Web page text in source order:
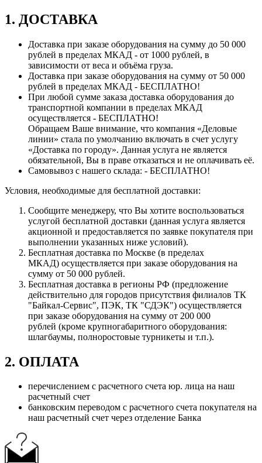
1. ДОСТАВКА
Доставка при заказе оборудования на сумму до 50 000
рублей в пределах МКАД - от 1000 рублей, в
зависимости от веса и объёма груза.
Доставка при заказе оборудования на сумму от 50 000
рублей в пределах МКАД - БЕСПЛАТНО!
При любой сумме заказа доставка оборудования до
транспортной компании в пределах МКАД
осуществляется - БЕСПЛАТНО!
Обращаем Ваше внимание, что компания «Деловые
линии» стала по умолчанию включать в счет услугу
«Доставка по городу». Данная услуга не является
обязательной, Вы в праве отказаться и не оплачивать её.
Самовывоз с нашего склада: - БЕСПЛАТНО!
Условия, необходимые для бесплатной доставки:
Сообщите менеджеру, что Вы хотите воспользоваться
услугой бесплатной доставки (данная услуга является
акционной и предоставляется по заявке покупателя при
выполнении указанных ниже условий).
Бесплатная доставка по Москве (в пределах
МКАД) осуществляется при заказе оборудования на
сумму от 50 000 рублей.
Бесплатная доставка в регионы РФ (предложение
действительно для городов присутствия филиалов ТК
"Байкал-Сервис", ПЭК, ТК "СДЭК") осуществляется
при заказе оборудования на сумму от 200 000
рублей (кроме крупногабаритного оборудования:
шлагбаумы, полноростовые турникеты и т.п.).
2. ОПЛАТА
перечислением с расчетного счета юр. лица на наш
расчетный счет
банковским переводом с расчетного счета покупателя на
наш расчетный счет через отделение Банка